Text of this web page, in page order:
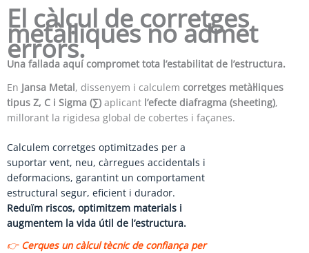
El càlcul de corretges
metàl·liques no admet
errors.
Una fallada aquí compromet tota l’estabilitat de l’estructura.
En Jansa Metal, dissenyem i calculem corretges metàl·liques
tipus Z, C i Sigma (∑) aplicant l’efecte diafragma (sheeting),
millorant la rigidesa global de cobertes i façanes.
Calculem corretges optimitzades per a
suportar vent, neu, càrregues accidentals i
deformacions, garantint un comportament
estructural segur, eficient i durador.
Reduïm riscos, optimitzem materials i
augmentem la vida útil de l’estructura.
👉Cerques un càlcul tècnic de confiança per